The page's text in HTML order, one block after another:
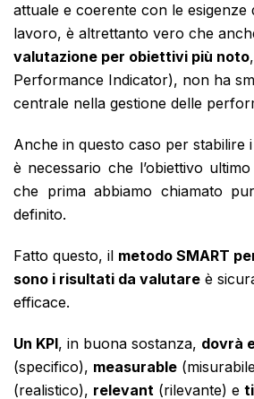
attuale e coerente con le esigenze
lavoro, è altrettanto vero che
valutazione per obiettivi più noto
Performance Indicator), non ha
centrale nella gestione delle
Anche in questo caso per stabilire
è necessario che l’obiettivo ultimo
che prima abbiamo chiamato
definito.
Fatto questo, il metodo SMART
sono i risultati da valutare è
efficace.
Un KPI, in buona sostanza, dovrà
(specifico), measurable
(realistico), relevant (rilevante) e